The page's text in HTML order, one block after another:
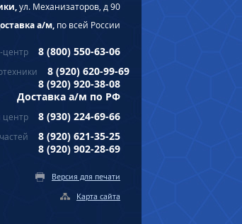
ул. Механизаторов, д 90
а/м, по всей России
центр 8 (800) 550-63-06
8 (920) 620-99-69
8 (920) 920-38-08
Доставка а/м по РФ
центр 8 (930) 224-69-66
8 (920) 621-35-25
8 (920) 902-28-69
Версия для печати
Карта сайта